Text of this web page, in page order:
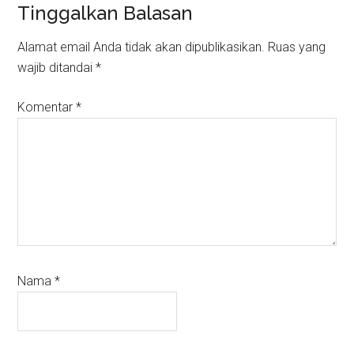
Reader
Interactions
Tinggalkan Balasan
Alamat email Anda tidak akan dipublikasikan. Ruas yang
wajib ditandai*
Komentar*
Nama*